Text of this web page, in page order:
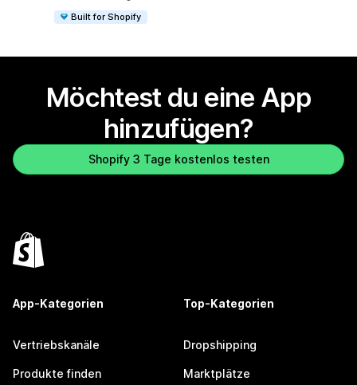
Built for Shopify
Möchtest du eine App
hinzufügen?
Shopify 3 Tage kostenlos testen
App-Kategorien
Vertriebskanäle
Produkte finden
Top-Kategorien
Dropshipping
Marktplätze